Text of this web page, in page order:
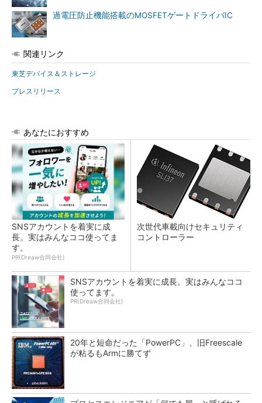
過電圧防止機能搭載のMOSFETゲートドライバIC
関連リンク
東芝デバイス＆ストレージ
プレスリリース
あなたにおすすめ
SNSアカウントを着実に成
長。実はみんなココ使ってま
す。
PR(Dreaw合同会社)
次世代車載向けセキュリティ
コントローラー
SNSアカウントを着実に成長。実はみんなココ
使ってます。
PR(Dreaw合同会社)
20年と短命だった「PowerPC」、旧Freescale
が粘るもArmに勝てず